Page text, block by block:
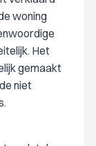
woning
Het
gemaakt
niet